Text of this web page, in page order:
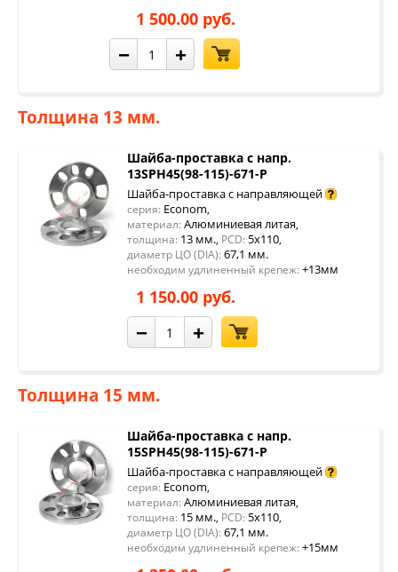
1 500.00 руб.
− +
Толщина 13 мм.
Шайба-проставка с напр.
13SPH45(98-115)-671-P
Шайба-проставка с направляющей
серия: Econom,
материал: Алюминиевая литая,
толщина: 13 мм., PCD: 5x110,
диаметр ЦО (DIA): 67,1 мм.
необходим удлиненный крепеж: +13мм
1 150.00 руб.
− +
Толщина 15 мм.
Шайба-проставка с напр.
15SPH45(98-115)-671-P
Шайба-проставка с направляющей
серия: Econom,
материал: Алюминиевая литая,
толщина: 15 мм., PCD: 5x110,
диаметр ЦО (DIA): 67,1 мм.
необходим удлиненный крепеж: +15мм